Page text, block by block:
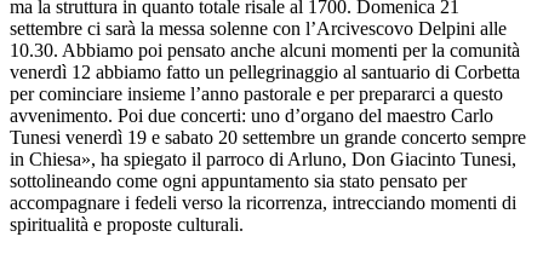
ma la struttura in quanto totale risale al 1700. Domenica 21
settembre ci sarà la messa solenne con l’Arcivescovo Delpini alle
10.30. Abbiamo poi pensato anche alcuni momenti per la comunità
venerdì 12 abbiamo fatto un pellegrinaggio al santuario di Corbetta
per cominciare insieme l’anno pastorale e per prepararci a questo
avvenimento. Poi due concerti: uno d’organo del maestro Carlo
Tunesi venerdì 19 e sabato 20 settembre un grande concerto sempre
in Chiesa», ha spiegato il parroco di Arluno, Don Giacinto Tunesi,
sottolineando come ogni appuntamento sia stato pensato per
accompagnare i fedeli verso la ricorrenza, intrecciando momenti di
spiritualità e proposte culturali.